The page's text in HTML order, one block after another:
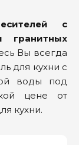
с
гранитных
Вы всегда
для кухни с
воды под
цене от
кухни.